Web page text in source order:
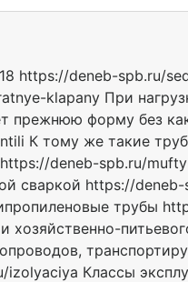
https://deneb-spb.ru/
klapany При
прежнюю форму без
К тому же такие
deneb-spb.ru/
сваркой https://
трубы
хозяйственно-
Классы